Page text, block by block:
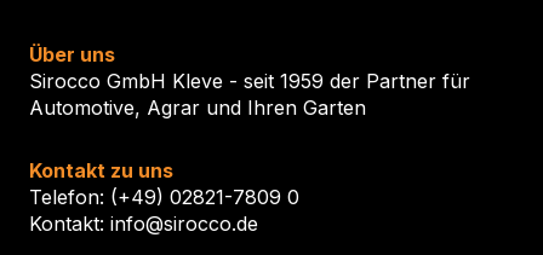
Über uns
Sirocco GmbH Kleve - seit 1959 der Partner für
Automotive, Agrar und Ihren Garten
Kontakt zu uns
Telefon: (+49) 02821-7809 0
Kontakt: info@sirocco.de